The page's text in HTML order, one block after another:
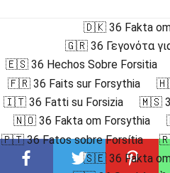
🇩🇰 36 Fakta
🇬🇷 36 Γεγονότα
🇪🇸 36 Hechos Sobre Forsitia
🇫🇷 36 Faits sur Forsythia
🇮🇹 36 Fatti su Forsizia
🇲🇸
🇳🇴 36 Fakta om Forsythia
🇵🇹 36 Fatos sobre Forsítia
🇸🇪 36 Fakta